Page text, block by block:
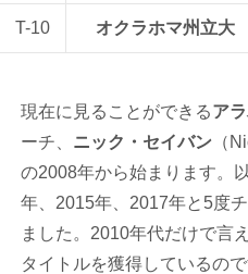
T-10 オクラホマ州立大
現在に見ることができるア
ーチ、 ニック・セイバン （
の2008年から始まります。
年、2015年、2017年と5度
ました。2010年代だけで言
タイトルを獲得しているの